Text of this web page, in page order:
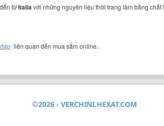
từItaliavới những nguyên liệu thời trang làm bằng
liên quan đến mua sắm online.
©2026 - VERCHINI.HEXAT.COM